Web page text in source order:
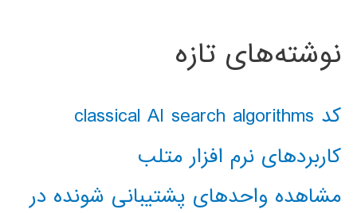
نوشته‌های تازه
کد classical AI search algorithms
کاربردهای نرم افزار متلب
مشاهده واحدهای پشتیبانی شونده در